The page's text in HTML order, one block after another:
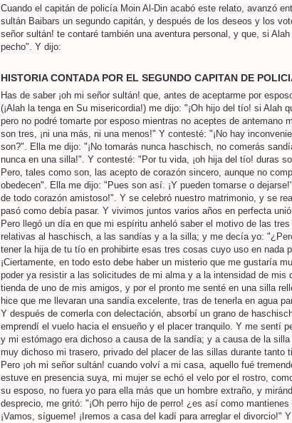
Cuando el capitán de policía Moin Al-Din acabó este relato, avanzó
sultán Baibars un segundo capitán, y después de los deseos y los
señor sultán! te contaré también una aventura personal, y que, si
pecho". Y dijo:
HISTORIA CONTADA POR EL SEGUNDO CAPITAN DE
Has de saber ¡oh mi señor sultán! que, antes de aceptarme por
(¡Alah la tenga en Su misericordia!) me dijo: "¡Oh hijo del tío! si Alah
pero no podré tomarte por esposo mientras no aceptes de antemano
son tres, ¡ni una más, ni una menos!" Y contesté: "¡No hay
son?". Ella me dijo: "¡No tomarás nunca haschisch, no comerás
nunca en una silla!". Y contesté: "Por tu vida, ¡oh hija del tío! duras
Pero, tales como son, las acepto de corazón sincero, aunque no
obedecen". Ella me dijo: "Pues son así. ¡Y pueden tomarse o
de todo corazón amistoso!". Y se celebró nuestro matrimonio, y se
pasó como debía pasar. Y vivimos juntos varios años en perfecta
Pero llegó un día en que mi espíritu anheló saber el motivo de las
relativas al haschisch, a las sandías y a la silla; y me decía yo:
tener la hija de tu tío en prohibirte esas tres cosas cuyo uso en nada
¡Ciertamente, en todo esto debe haber un misterio que me gustaría
poder ya resistir a las solicitudes de mi alma y a la intensidad de mis
tienda de uno de mis amigos, y por el pronto me senté en una silla
hice que me llevaran una sandía excelente, tras de tenerla en agua
Y después de comerla con delectación, absorbí un grano de
emprendí el vuelo hacia el ensueño y el placer tranquilo. Y me sentí
y mi estómago era dichoso a causa de la sandía; y a causa de la silla
muy dichoso mi trasero, privado del placer de las sillas durante tanto
Pero ¡oh mi señor sultán! cuando volví a mi casa, aquello fué
estuve en presencia suya, mi mujer se echó el velo por el rostro,
su esposo, no fuera yo para ella más que un hombre extraño, y
desprecio, me gritó: "¡Oh perro hijo de perro! ¿es así como
¡Vamos, sígueme! ¡Iremos a casa del kadí para arreglar el divorcio!"